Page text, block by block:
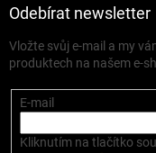
Odebírat newsletter
Vložte svůj e-mail a my
produktech na našem e-
E-mail
Kliknutím na tlačítko